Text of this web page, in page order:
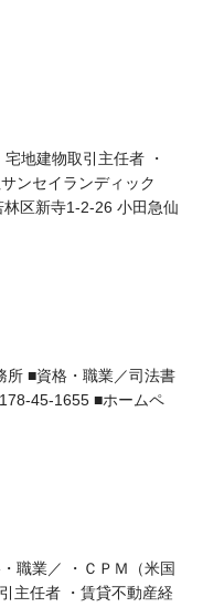
地建物取引主任者 ・
ンセイランディック
区新寺1-2-26 小田急仙
所 ■資格・職業／司法書
45-1655 ■ホームペ
職業／ ・ＣＰＭ（米国
主任者 ・賃貸不動産経